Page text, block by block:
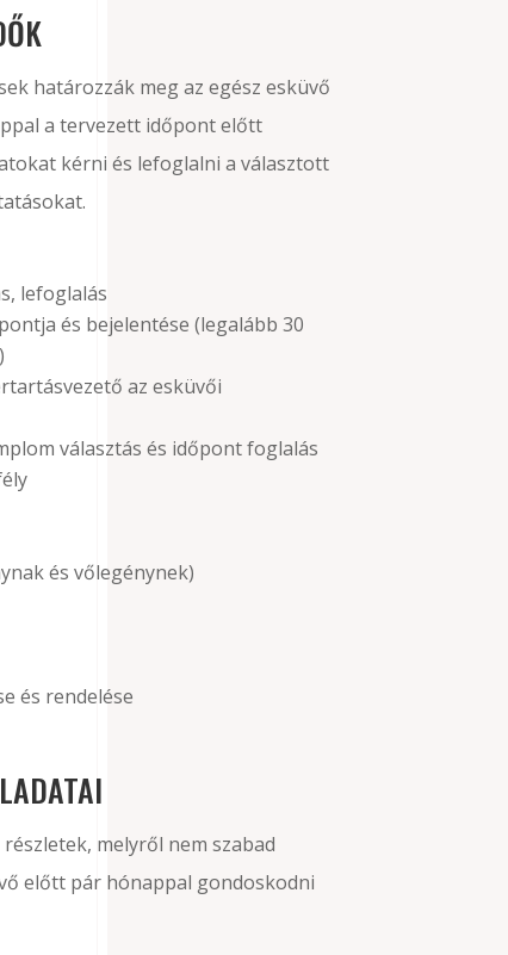
határozzák meg az egész esküvő
a tervezett időpont előtt
kérni és lefoglalni a választott
lefoglalás
és bejelentése (legalább 30
az esküvői
választás és időpont foglalás
és vőlegénynek)
és rendelése
melyről nem szabad
előtt pár hónappal gondoskodni